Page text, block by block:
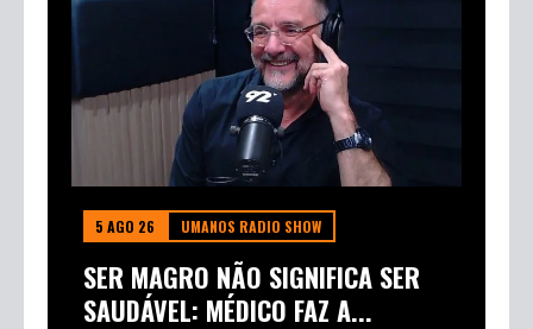
5 AGO 26 UMANOS RADIO SHOW
SER MAGRO NÃO SIGNIFICA SER
SAUDÁVEL: MÉDICO FAZ A...